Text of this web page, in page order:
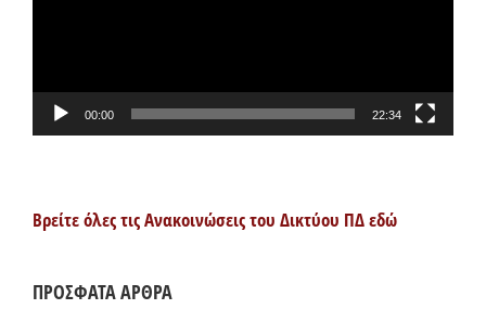
00:00 22:34
Βρείτε όλες τις Ανακοινώσεις του Δικτύου ΠΔ εδώ
ΠΡΟΣΦΑΤΑ ΑΡΘΡΑ